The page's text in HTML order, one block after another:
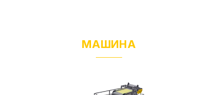
МАШИНА